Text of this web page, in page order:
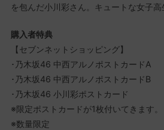
を包んだ小川彩さん。キュートな女子
購入者特典
【セブンネットショッピング】
･乃木坂46 中西アルノポストカードA
･乃木坂46 中西アルノポストカードB
･乃木坂46 小川彩ポストカード
※限定ポストカードが1枚付いてきます。
※数量限定